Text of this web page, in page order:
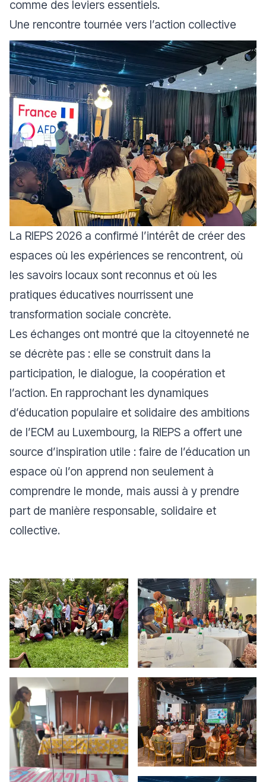
comme des leviers essentiels.
Une rencontre tournée vers l’action collective
La RIEPS 2026 a confirmé l’intérêt de créer des
espaces où les expériences se rencontrent, où
les savoirs locaux sont reconnus et où les
pratiques éducatives nourrissent une
transformation sociale concrète.
Les échanges ont montré que la citoyenneté ne
se décrète pas : elle se construit dans la
participation, le dialogue, la coopération et
l’action. En rapprochant les dynamiques
d’éducation populaire et solidaire des ambitions
de l’ECM au Luxembourg, la RIEPS a offert une
source d’inspiration utile : faire de l’éducation un
espace où l’on apprend non seulement à
comprendre le monde, mais aussi à y prendre
part de manière responsable, solidaire et
collective.